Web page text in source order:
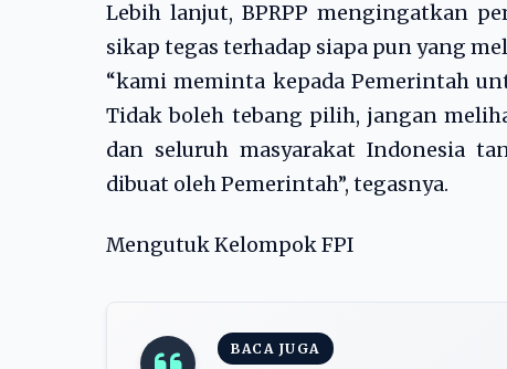
Lebih lanjut, BPRPP mengingatkan
sikap tegas terhadap siapa pun yang
“kami meminta kepada Pemerintah
Tidak boleh tebang pilih, jangan
dan seluruh masyarakat Indonesia
dibuat oleh Pemerintah”, tegasnya.
Mengutuk Kelompok FPI
BACA JUGA